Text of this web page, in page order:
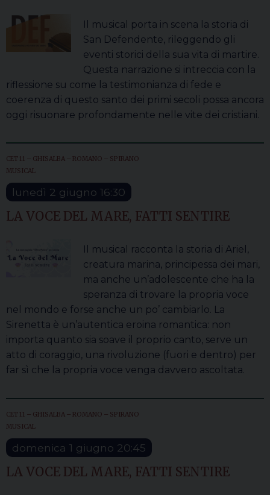
Il musical porta in scena la storia di
San Defendente, rileggendo gli
eventi storici della sua vita di martire.
Questa narrazione si intreccia con la
riflessione su come la testimonianza di fede e
coerenza di questo santo dei primi secoli possa ancora
oggi risuonare profondamente nelle vite dei cristiani.
CET 11 – GHISALBA – ROMANO – SPIRANO
MUSICAL
lunedì 2 giugno 16:30
LA VOCE DEL MARE, FATTI SENTIRE
Il musical racconta la storia di Ariel,
creatura marina, principessa dei mari,
ma anche un’adolescente che ha la
speranza di trovare la propria voce
nel mondo e forse anche un po’ cambiarlo. La
Sirenetta è un’autentica eroina romantica: non
importa quanto sia soave il proprio canto, serve un
atto di coraggio, una rivoluzione (fuori e dentro) per
far sì che la propria voce venga davvero ascoltata.
CET 11 – GHISALBA – ROMANO – SPIRANO
MUSICAL
domenica 1 giugno 20:45
LA VOCE DEL MARE, FATTI SENTIRE